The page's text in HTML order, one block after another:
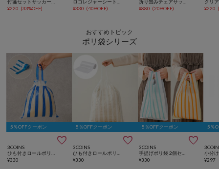
¥220 (33%OFF)
¥330 (40%OFF)
¥880 (20%OFF) ¥220
おすすめトピック
ポリ袋シリーズ
5％OFFクーポン

3COINS
¥330
5％OFFクーポン

3COINS
¥330
5％OFFクーポン

3COINS
¥330
5％
¥297